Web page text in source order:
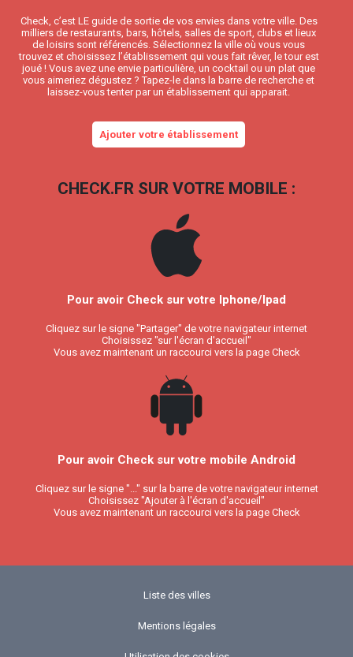
Check, c’est LE guide de sortie de vos envies dans votre ville. Des
milliers de restaurants, bars, hôtels, salles de sport, clubs et lieux
de loisirs sont référencés. Sélectionnez la ville où vous vous
trouvez et choisissez l’établissement qui vous fait rêver, le tour est
joué ! Vous avez une envie particulière, un cocktail ou un plat que
vous aimeriez dégustez ? Tapez-le dans la barre de recherche et
laissez-vous tenter par un établissement qui apparait.
Ajouter votre établissement
CHECK.FR SUR VOTRE MOBILE :
Pour avoir Check sur votre Iphone/Ipad
Cliquez sur le signe "Partager" de votre navigateur internet
Choisissez "sur l'écran d'accueil"
Vous avez maintenant un raccourci vers la page Check
Pour avoir Check sur votre mobile Android
Cliquez sur le signe "..." sur la barre de votre navigateur internet
Choisissez "Ajouter à l'écran d'accueil"
Vous avez maintenant un raccourci vers la page Check
Liste des villes
Mentions légales